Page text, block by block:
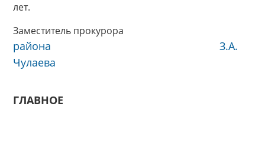
лет.
Заместитель прокурора
района З.А.
Чулаева
ГЛАВНОЕ